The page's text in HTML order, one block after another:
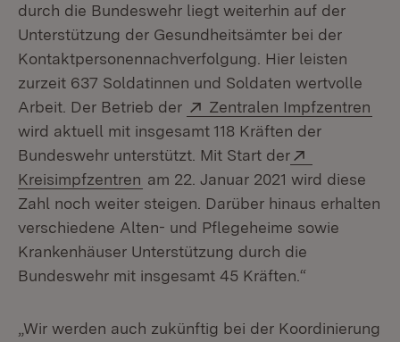
durch die Bundeswehr liegt weiterhin auf der
Unterstützung der Gesundheitsämter bei der
Kontaktpersonennachverfolgung. Hier leisten
zurzeit 637 Soldatinnen und Soldaten wertvolle
Arbeit. Der Betrieb der
Extern:
Zentralen Impfzentren
wird aktuell mit insgesamt 118 Kräften der
Bundeswehr unterstützt. Mit Start der
Kreisimpfzentren (Öffnet in neuem Fenster)
am 22. Januar 2021 wird diese
Zahl noch weiter steigen. Darüber hinaus erhalten
verschiedene Alten- und Pflegeheime sowie
Krankenhäuser Unterstützung durch die
Bundeswehr mit insgesamt 45 Kräften.“
„Wir werden auch zukünftig bei der Koordinierung